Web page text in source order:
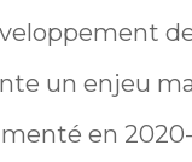
un enjeu
en